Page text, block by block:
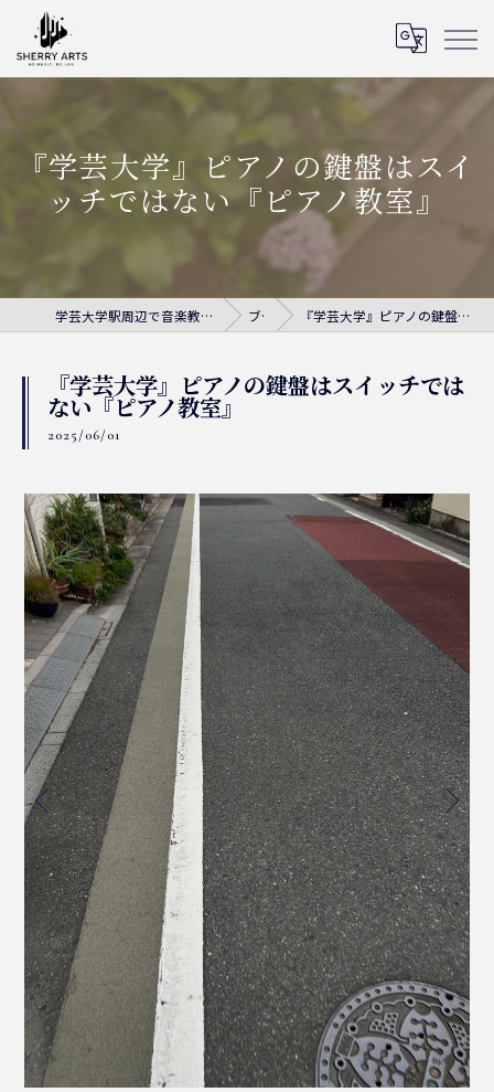
『学芸大学』ピアノの鍵盤はスイ
ッチではない『ピアノ教室』
学芸大学駅周辺で音楽教室ならシェリー・アーツ音楽教室 ブログ 『学芸大学』ピアノの鍵盤はスイッチではない『ピアノ教室』
『学芸大学』ピアノの鍵盤はスイッチでは
ない『ピアノ教室』
2025/06/01